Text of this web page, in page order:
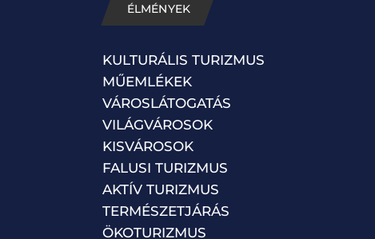
ÉLMÉNYEK
KULTURÁLIS TURIZMUS
MŰEMLÉKEK
VÁROSLÁTOGATÁS
VILÁGVÁROSOK
KISVÁROSOK
FALUSI TURIZMUS
AKTÍV TURIZMUS
TERMÉSZETJÁRÁS
ÖKOTURIZMUS